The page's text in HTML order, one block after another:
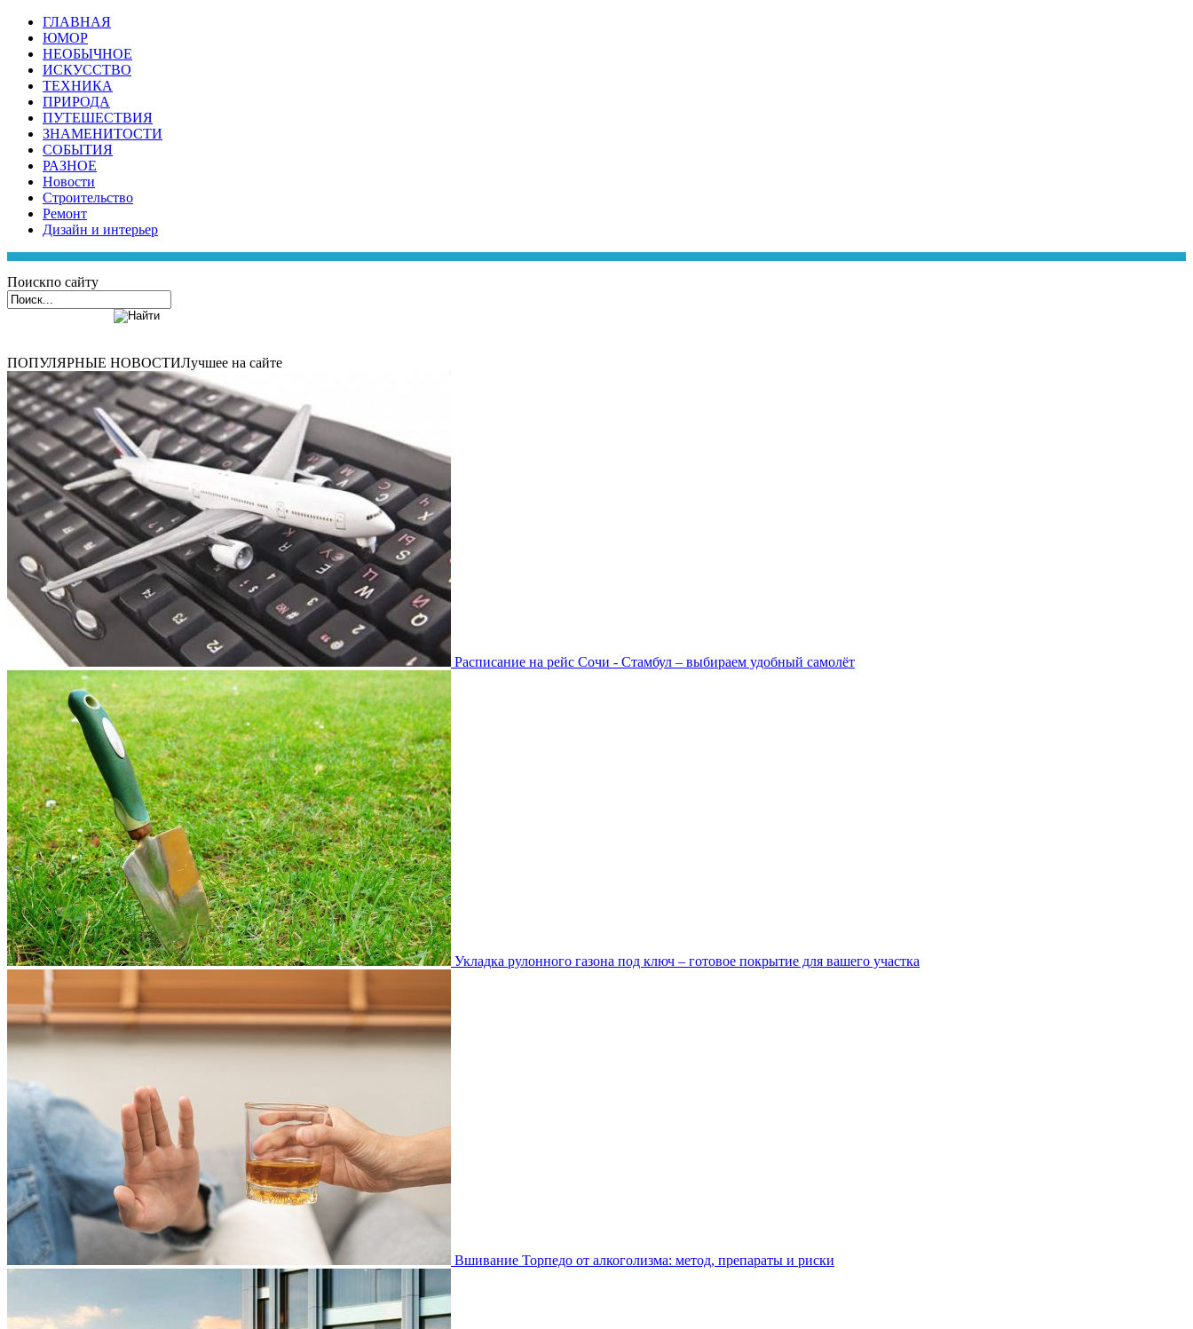
ГЛАВНАЯ
ЮМОР
НЕОБЫЧНОЕ
ИСКУССТВО
ТЕХНИКА
ПРИРОДА
ПУТЕШЕСТВИЯ
ЗНАМЕНИТОСТИ
СОБЫТИЯ
РАЗНОЕ
Новости
Строительство
Ремонт
Дизайн и интерьер
Поискпо сайту
ПОПУЛЯРНЫЕ НОВОСТИЛучшее на сайте
Расписание на рейс Сочи - Стамбул – выбираем удобный самолёт
Укладка рулонного газона под ключ – готовое покрытие для вашего участка
Вшивание Торпедо от алкоголизма: метод, препараты и риски